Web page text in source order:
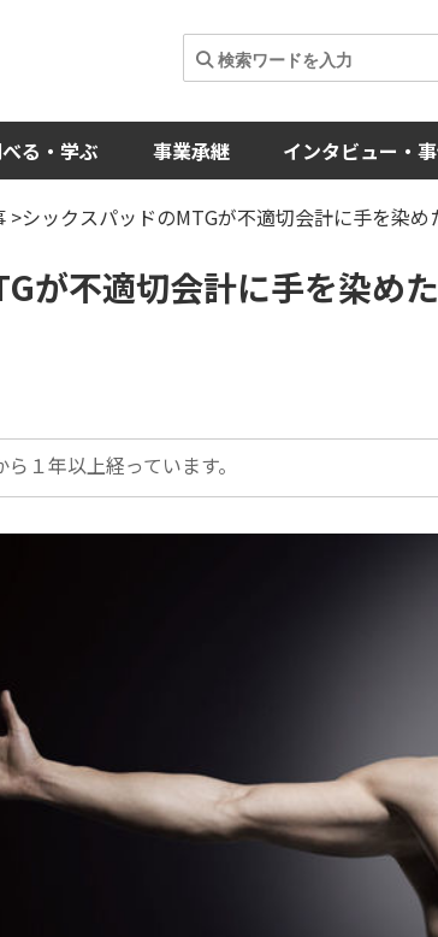
る・学ぶ 事業承継 インタビュー・
>シックスパッドのMTGが不適切会計に手を染め
が不適切会計に手を染め
１年以上経っています。